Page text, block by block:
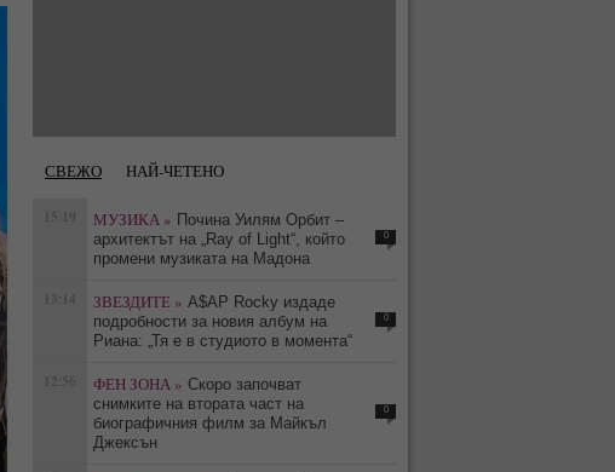
СВЕЖО НАЙ-ЧЕТЕНО
15:19 МУЗИКА » Почина Уилям Орбит –
архитектът на „Ray of Light“, който
промени музиката на Мадона
0
13:14 ЗВЕЗДИТЕ » A$AP Rocky издаде
подробности за новия албум на
Риана: „Тя е в студиото в момента“
0
12:56 ФЕН ЗОНА » Скоро започват
снимките на втората част на
биографичния филм за Майкъл
Джексън
0